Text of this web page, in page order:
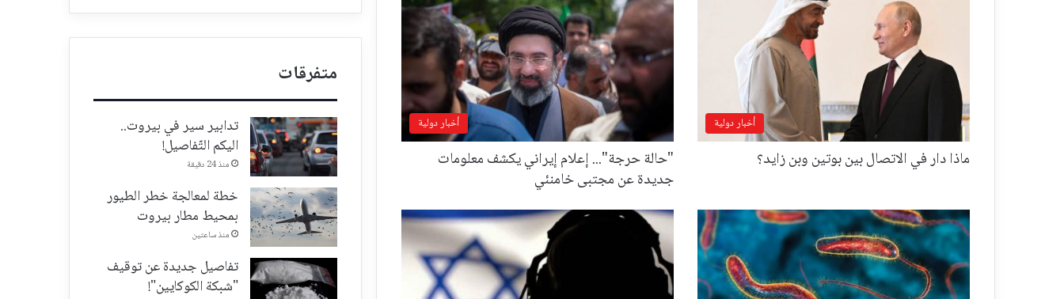
أخبار دولية
ماذا دار في الاتصال بين بوتين وبن زايد؟
أخبار دولية
"حالة حرجة"... إعلام إيراني يكشف معلومات
جديدة عن مجتبى خامنئي
متفرقات
تدابير سير في بيروت..
اليكم التّفاصيل!
منذ 24 دقيقة
خطة لمعالجة خطر الطيور
بمحيط مطار بيروت
منذ ساعتين
تفاصيل جديدة عن توقيف
"شبكة الكوكايين"!